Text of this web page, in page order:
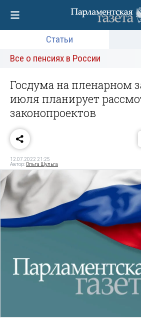
Статьи
Все о пенсиях в России
Госдума на пленарном
июля планирует
законопроектов
12.07.2022 21:25
Автор:Ольга Шульга